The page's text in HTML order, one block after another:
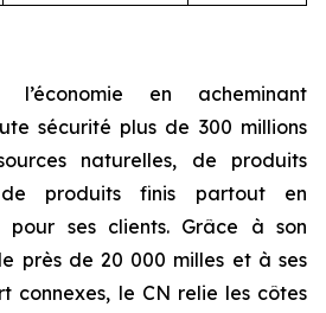
en acheminant
sécurité plus de 300 millions
naturelles, de produits
produits finis partout en
ses clients. Grâce à son
près de 20 000 milles et à ses
connexes, le CN relie les côtes